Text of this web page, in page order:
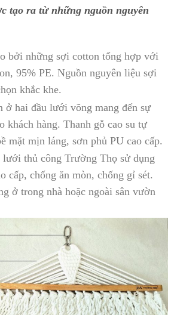
tạo ra từ những nguồn nguyên
bởi những sợi cotton tổng hợp với
95% PE. Nguồn nguyên liệu sợi
khắc khe.
ở hai đầu lưới võng mang đến sự
khách hàng. Thanh gỗ cao su tự
mặt mịn láng, sơn phủ PU cao cấp.
lưới thủ công Trường Thọ sử dụng
cấp, chống ăn mòn, chống gỉ sét.
ở trong nhà hoặc ngoài sân vườn